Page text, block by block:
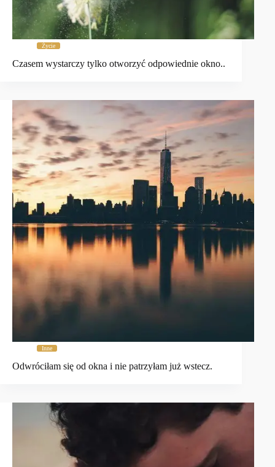
Życie
Czasem wystarczy tylko otworzyć odpowiednie okno..
Inne
Odwróciłam się od okna i nie patrzyłam już wstecz.